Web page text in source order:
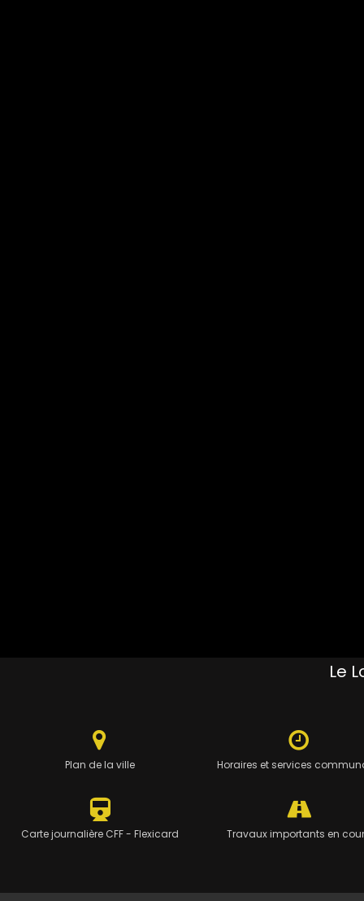
Le
Plan de la ville Horaires et services
Carte journalière CFF - Flexicard Travaux importants en